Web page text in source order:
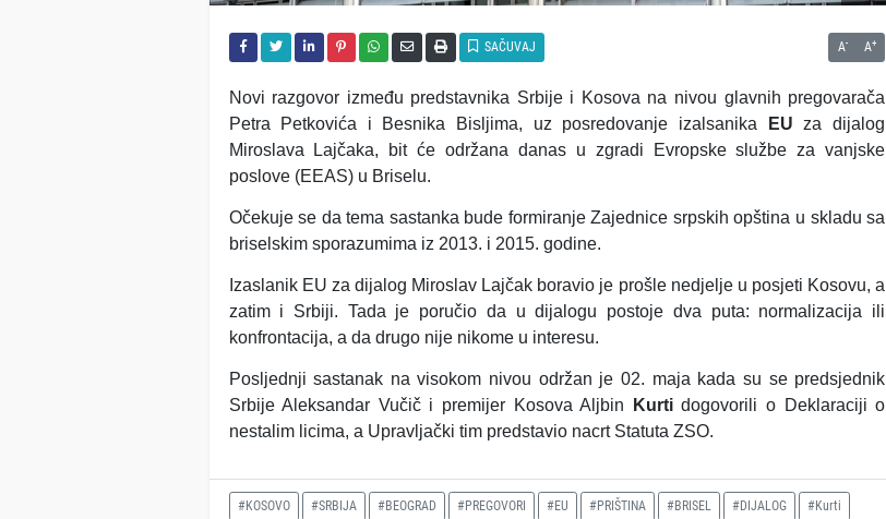
SAČUVAJ A- A+
Novi razgovor između predstavnika Srbije i Kosova na nivou glavnih pregovarača
Petra Petkovića i Besnika Bisljima, uz posredovanje izalsanika
EU za dijalog
Miroslava Lajčaka, bit će održana danas u zgradi Evropske službe za vanjske
poslove (EEAS) u Briselu.
Očekuje se da tema sastanka bude formiranje Zajednice srpskih opština u skladu sa
briselskim sporazumima iz 2013. i 2015. godine.
Izaslanik EU za dijalog Miroslav Lajčak boravio je prošle nedjelje u posjeti Kosovu, a
zatim i Srbiji. Tada je poručio da u dijalogu postoje dva puta: normalizacija ili
konfrontacija, a da drugo nije nikome u interesu.
Posljednji sastanak na visokom nivou održan je 02. maja kada su se predsjednik
Srbije Aleksandar Vučič i premijer Kosova Aljbin
Kurtidogovorili o Deklaraciji o
nestalim licima, a Upravljački tim predstavio nacrt Statuta ZSO.
#KOSOVO #SRBIJA #BEOGRAD #PREGOVORI #EU #PRIŠTINA #BRISEL #DIJALOG #Kurti